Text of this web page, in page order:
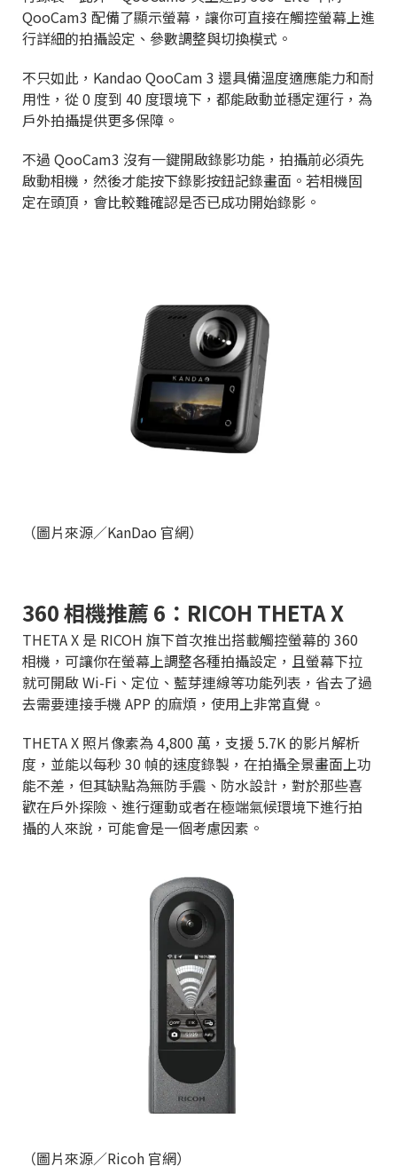
QooCam3 配備了顯示螢幕，讓你可直接在觸控螢幕上進
行詳細的拍攝設定、參數調整與切換模式。
不只如此，Kandao QooCam 3 還具備溫度適應能力和耐
用性，從 0 度到 40 度環境下，都能啟動並穩定運行，為
戶外拍攝提供更多保障。
不過 QooCam3 沒有一鍵開啟錄影功能，拍攝前必須先
啟動相機，然後才能按下錄影按鈕記錄畫面。若相機固
定在頭頂，會比較難確認是否已成功開始錄影。
（圖片來源／KanDao 官網）
360 相機推薦 6：RICOH THETA X
THETA X 是 RICOH 旗下首次推出搭載觸控螢幕的 360
相機，可讓你在螢幕上調整各種拍攝設定，且螢幕下拉
就可開啟 Wi-Fi、定位、藍芽連線等功能列表，省去了過
去需要連接手機 APP 的麻煩，使用上非常直覺。
THETA X 照片像素為 4,800 萬，支援 5.7K 的影片解析
度，並能以每秒 30 幀的速度錄製，在拍攝全景畫面上功
能不差，但其缺點為無防手震、防水設計，對於那些喜
歡在戶外探險、進行運動或者在極端氣候環境下進行拍
攝的人來說，可能會是一個考慮因素。
（圖片來源／Ricoh 官網）